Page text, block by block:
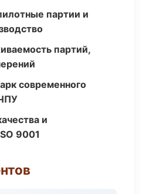
партии и
партий,
современного
и
9001